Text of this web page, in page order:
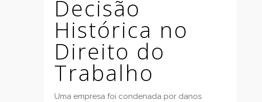
Decisão
Histórica no
Direito do
Trabalho
Uma empresa foi condenada por danos